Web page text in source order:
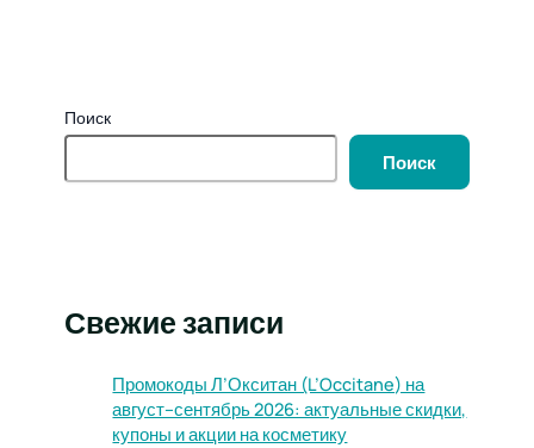
Поиск
Поиск
Свежие записи
Промокоды Л’Окситан (L’Occitane) на
август–сентябрь 2026: актуальные скидки,
купоны и акции на косметику